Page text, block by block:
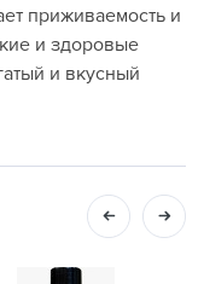
приживаемость и
и здоровые
и вкусный